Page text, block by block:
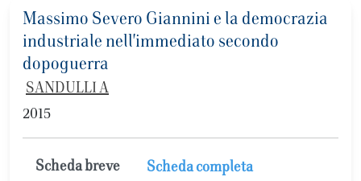
Massimo Severo Giannini e la democrazia
industriale nell'immediato secondo
dopoguerra
SANDULLI A
2015
Scheda breve Scheda completa